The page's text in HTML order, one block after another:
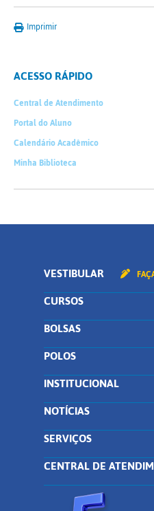
Imprimir
ACESSO RÁPIDO
Central de Atendimento
Portal do Aluno
Calendário Acadêmico
Minha Biblioteca
VESTIBULAR
CURSOS
BOLSAS
POLOS
INSTITUCIONAL
NOTÍCIAS
SERVIÇOS
CENTRAL DE